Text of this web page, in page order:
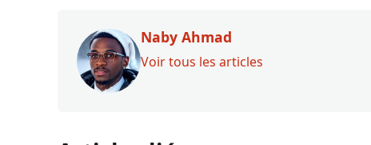
Naby Ahmad
Voir tous les articles